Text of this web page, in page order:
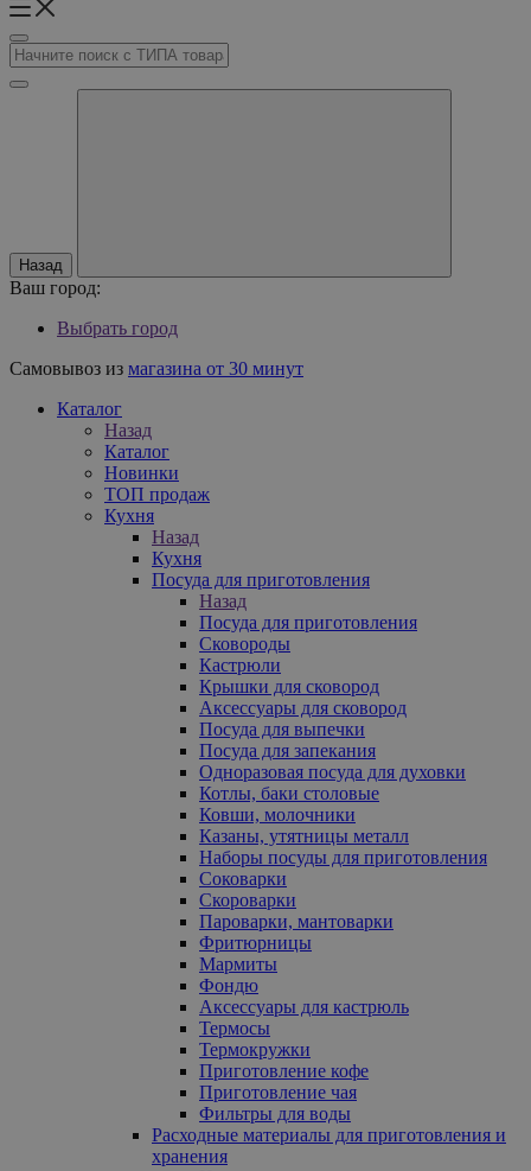
Назад
Ваш город:
Выбрать город
Самовывоз из магазина от 30 минут
Каталог
Назад
Каталог
Новинки
ТОП продаж
Кухня
Назад
Кухня
Посуда для приготовления
Назад
Посуда для приготовления
Сковороды
Кастрюли
Крышки для сковород
Аксессуары для сковород
Посуда для выпечки
Посуда для запекания
Одноразовая посуда для духовки
Котлы, баки столовые
Ковши, молочники
Казаны, утятницы металл
Наборы посуды для приготовления
Соковарки
Скороварки
Пароварки, мантоварки
Фритюрницы
Мармиты
Фондю
Аксессуары для кастрюль
Термосы
Термокружки
Приготовление кофе
Приготовление чая
Фильтры для воды
Расходные материалы для приготовления и
хранения